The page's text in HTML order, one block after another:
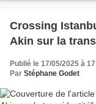
Crossing
Akin sur la
Publié le 17/05/2025 à
Par Stéphane Godet